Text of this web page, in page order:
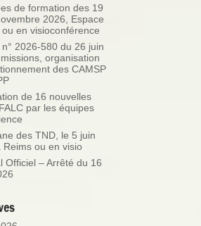
de formation des 19
2026, Espace
ou en visioconférence
2026-580 du 26 juin
organisation
des CAMSP
de 16 nouvelles
par les équipes
des TND, le 5 juin
Reims ou en visio
Officiel – Arrêté du 16